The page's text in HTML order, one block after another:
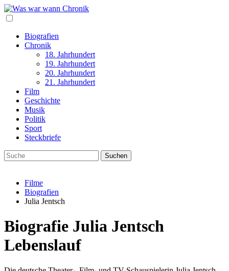
Biografien
Chronik
18. Jahrhundert
19. Jahrhundert
20. Jahrhundert
21. Jahrhundert
Film
Geschichte
Musik
Politik
Sport
Steckbriefe
Filme
Biografien
Julia Jentsch
Biografie Julia Jentsch
Lebenslauf